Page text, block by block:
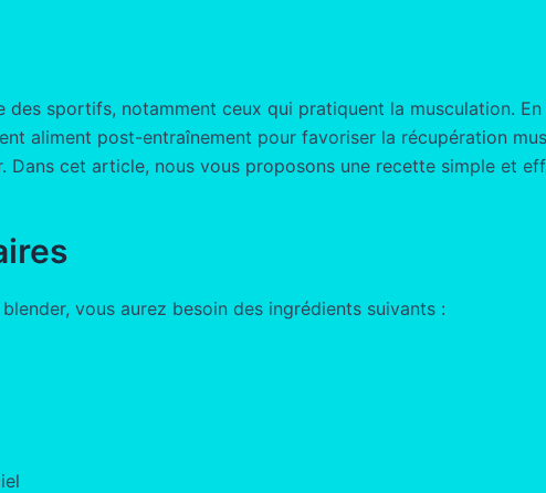
sportifs, notamment ceux qui pratiquent la musculation.
aliment post-entraînement pour favoriser la récupération
Dans cet article, nous vous proposons une recette simple et
vous aurez besoin des ingrédients suivants :